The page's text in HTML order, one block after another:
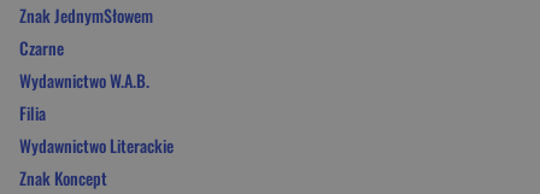
Znak JednymSłowem
Czarne
Wydawnictwo W.A.B.
Filia
Wydawnictwo Literackie
Znak Koncept